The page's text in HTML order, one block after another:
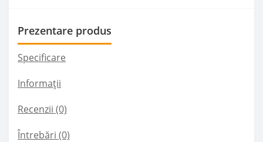
Prezentare produs
Specificare
Informații
Recenzii (0)
Întrebări (0)